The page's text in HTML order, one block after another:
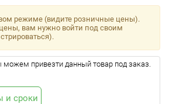
режиме (видите розничные цены).
вам нужно войти под своим
привезти данный товар под заказ.
и сроки